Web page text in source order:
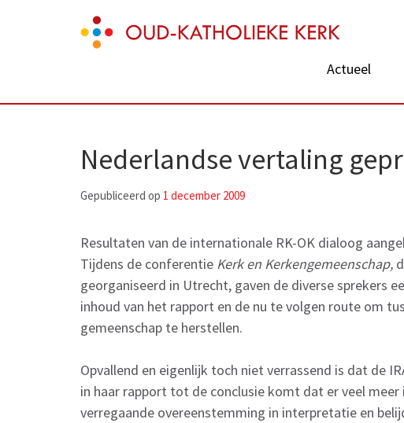
Oud-Katholieke Kerk
Actueel
Nederlandse vertaling
Gepubliceerd op 1 december 2009
Resultaten van de internationale RK-OK dialoog
Tijdens de conferentie Kerk en Kerkengemeenschap,
georganiseerd in Utrecht, gaven de diverse sprekers
inhoud van het rapport en de nu te volgen route om
gemeenschap te herstellen.
Opvallend en eigenlijk toch niet verrassend is dat de
in haar rapport tot de conclusie komt dat er veel
verregaande overeenstemming in interpretatie en